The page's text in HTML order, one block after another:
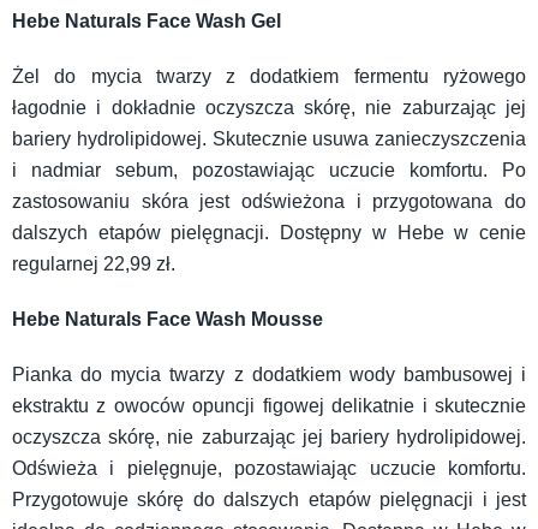
Hebe Naturals Face Wash Gel
Żel do mycia twarzy z dodatkiem fermentu ryżowego
łagodnie i dokładnie oczyszcza skórę, nie zaburzając jej
bariery hydrolipidowej. Skutecznie usuwa zanieczyszczenia
i nadmiar sebum, pozostawiając uczucie komfortu. Po
zastosowaniu skóra jest odświeżona i przygotowana do
dalszych etapów pielęgnacji. Dostępny w Hebe w cenie
regularnej 22,99 zł.
Hebe Naturals Face Wash Mousse
Pianka do mycia twarzy z dodatkiem wody bambusowej i
ekstraktu z owoców opuncji figowej delikatnie i skutecznie
oczyszcza skórę, nie zaburzając jej bariery hydrolipidowej.
Odświeża i pielęgnuje, pozostawiając uczucie komfortu.
Przygotowuje skórę do dalszych etapów pielęgnacji i jest